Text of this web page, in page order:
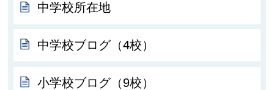
中学校所在地
中学校ブログ（4校）
小学校ブログ（9校）